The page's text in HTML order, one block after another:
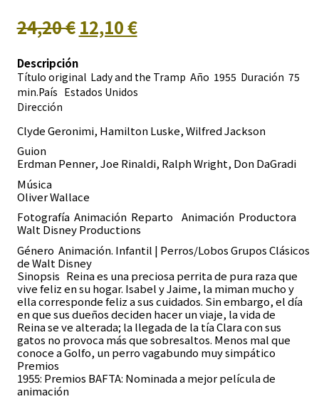
24,20 € 12,10 €
Descripción
Título original Lady and the Tramp Año 1955 Duración 75
min.País Estados Unidos
Dirección
Clyde Geronimi, Hamilton Luske, Wilfred Jackson
Guion
Erdman Penner, Joe Rinaldi, Ralph Wright, Don DaGradi
Música
Oliver Wallace
Fotografía Animación Reparto Animación Productora
Walt Disney Productions
Género Animación. Infantil | Perros/Lobos Grupos Clásicos
de Walt Disney
Sinopsis Reina es una preciosa perrita de pura raza que
vive feliz en su hogar. Isabel y Jaime, la miman mucho y
ella corresponde feliz a sus cuidados. Sin embargo, el día
en que sus dueños deciden hacer un viaje, la vida de
Reina se ve alterada; la llegada de la tía Clara con sus
gatos no provoca más que sobresaltos. Menos mal que
conoce a Golfo, un perro vagabundo muy simpático
Premios
1955: Premios BAFTA: Nominada a mejor película de
animación